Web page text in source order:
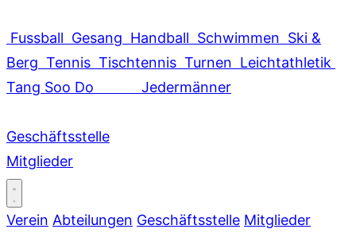
Fussball Gesang Handball Schwimmen Ski &
Berg Tennis Tischtennis Turnen Leichtathletik
Tang Soo Do
Jedermänner
Geschäftsstelle
Mitglieder
Verein Abteilungen Geschäftsstelle Mitglieder